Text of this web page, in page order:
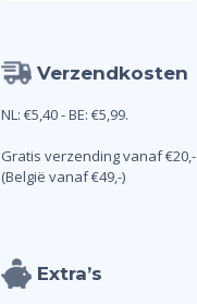
Verzendkosten
NL: €5,40 - BE: €5,99.
Gratis verzending vanaf €20,-
(België vanaf €49,-)
Extra’s